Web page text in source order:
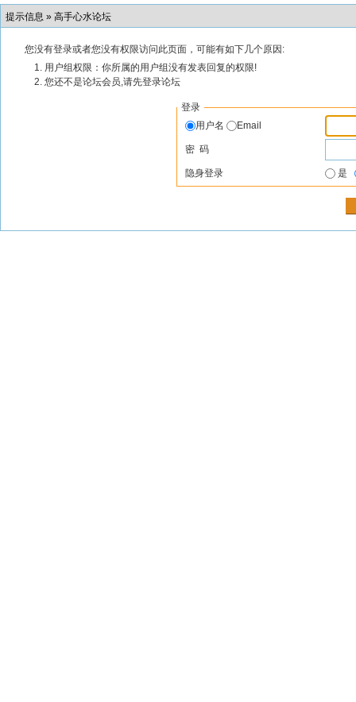
提示信息 » 高手心水论坛
您没有登录或者您没有权限访问此页面，可能有如下几个原因:
用户组权限：你所属的用户组没有发表回复的权限!
您还不是论坛会员,请先登录论坛
登录
用户名
Email
密 码
隐身登录 是